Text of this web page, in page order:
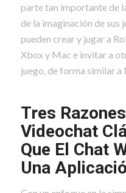
parte tan importante de
de la imaginación de sus
pueden crear y jugar a
Xbox y Mac e invitar a
juego, de forma similar a
Tres
Videochat
Que El Chat
Una